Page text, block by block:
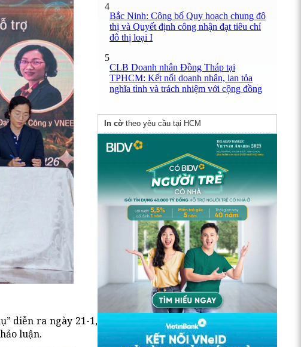
diễn ra ngày 21-1,
luận.
4
Bắc Ninh: Công bố Quy hoạch chung đô
thị và Quyết định công nhận đạt tiêu chí
đô thị loại I
5
CLB Doanh nhân Đồng Tháp tại
TPHCM: Kết nối doanh nhân, lan tỏa
nghĩa tình và trách nhiệm với cộng đồng
In cờtheo yêu cầu tại HCM